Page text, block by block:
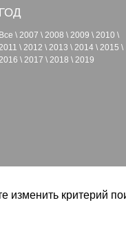
ГОД
Все \ 2007 \ 2008 \ 2009 \ 2010 \
\ 2012 \ 2013 \ 2014 \ 2015 \
\ 2017 \ 2018 \ 2019
изменить критерий